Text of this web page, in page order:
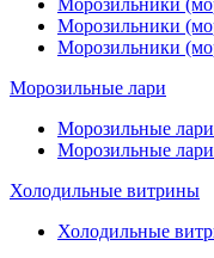
Морозильники
Морозильники
Морозильники
Морозильные лари
Морозильные
Морозильные
Холодильные витрины
Холодильные